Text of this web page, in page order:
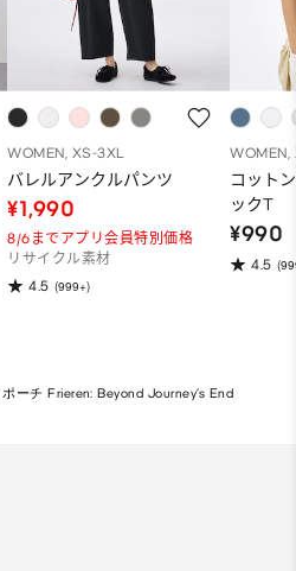
WOMEN, XS-3XL
バレルアンクルパンツ
¥1,990
8/6までアプリ会員特別価格
リサイクル素材
4.5 (999+)
WOMEN,
コット
ックT
¥990
4.5
ポーチ Frieren: Beyond Journey’s End